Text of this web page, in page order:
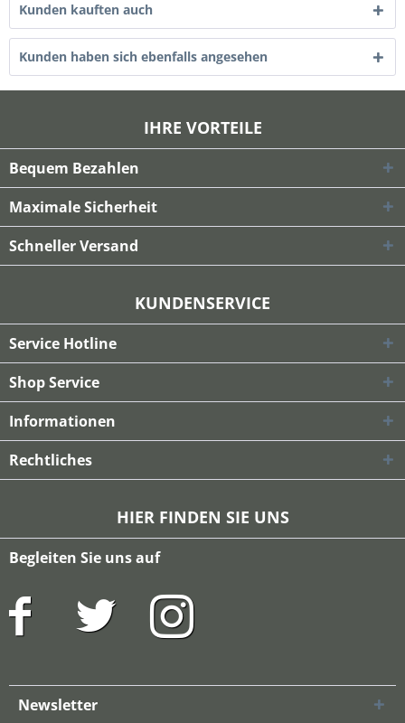
Kunden kauften auch
Kunden haben sich ebenfalls angesehen
IHRE VORTEILE
Bequem Bezahlen
Maximale Sicherheit
Schneller Versand
KUNDENSERVICE
Service Hotline
Shop Service
Informationen
Rechtliches
HIER FINDEN SIE UNS
Begleiten Sie uns auf
Newsletter